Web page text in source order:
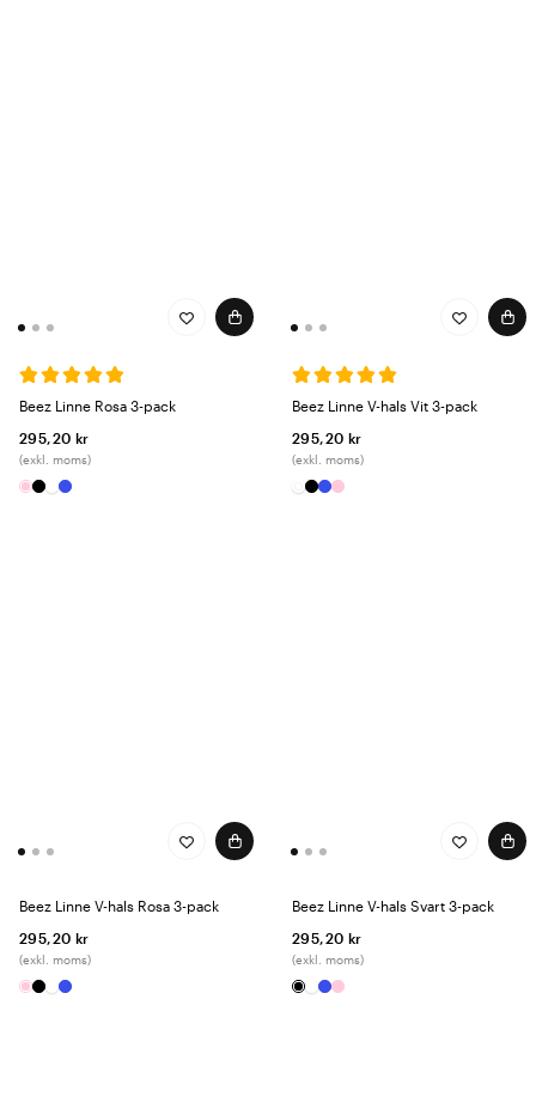
Beez Linne Rosa 3-pack
295,20 kr
(exkl. moms)
Beez Linne V-hals Vit 3-pack
295,20 kr
(exkl. moms)
Beez Linne V-hals Rosa 3-pack
295,20 kr
(exkl. moms)
Beez Linne V-hals Svart 3-pack
295,20 kr
(exkl. moms)